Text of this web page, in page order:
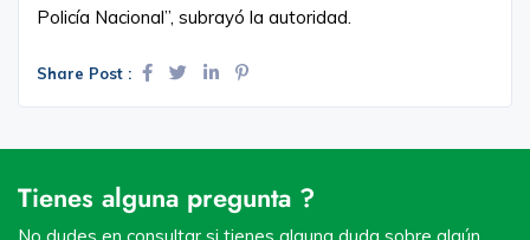
Policía Nacional”, subrayó la autoridad.
Share Post :
Tienes alguna pregunta ?
No dudes en consultar si tienes alguna duda sobre algún